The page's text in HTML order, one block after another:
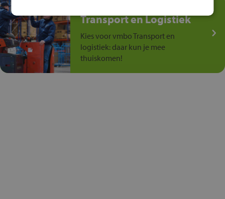
Transport en Logistiek
Kies voor vmbo Transport en
logistiek: daar kun je mee
thuiskomen!